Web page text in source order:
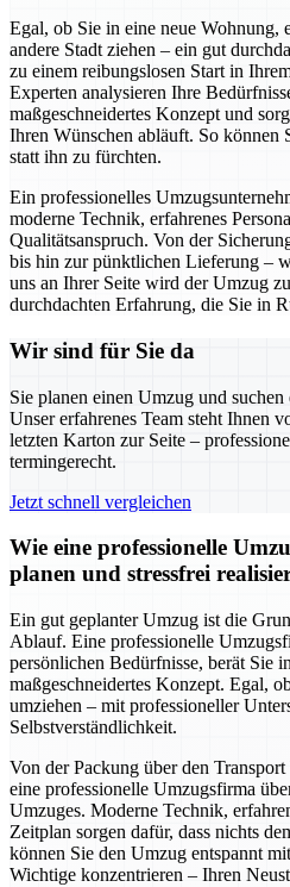
Egal, ob Sie in eine neue Wohnung,
andere Stadt ziehen – ein gut
zu einem reibungslosen Start in
Experten analysieren Ihre
maßgeschneidertes Konzept und
Ihren Wünschen abläuft. So können
statt ihn zu fürchten.
Ein professionelles
moderne Technik, erfahrenes
Qualitätsanspruch. Von der
bis hin zur pünktlichen Lieferung –
uns an Ihrer Seite wird der Umzug
durchdachten Erfahrung, die Sie in
Wir sind für Sie da
Sie planen einen Umzug und
Unser erfahrenes Team steht Ihnen
letzten Karton zur Seite –
termingerecht.
Jetzt schnell vergleichen
Wie eine professionelle
planen und stressfrei
Ein gut geplanter Umzug ist die
Ablauf. Eine professionelle
persönlichen Bedürfnisse, berät Sie
maßgeschneidertes Konzept. Egal,
umziehen – mit professioneller
Selbstverständlichkeit.
Von der Packung über den
eine professionelle Umzugsfirma
Umzuges. Moderne Technik,
Zeitplan sorgen dafür, dass nichts
können Sie den Umzug entspannt
Wichtige konzentrieren – Ihren